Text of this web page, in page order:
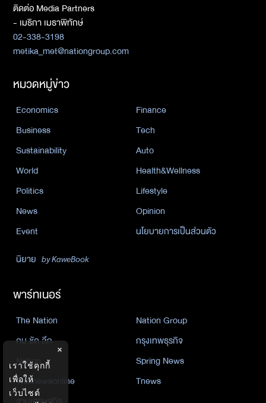
ติดต่อ Media Partners
- เมธิกา เมธาพิทักษ์
02-338-3198
metika_met@nationgroup.com
หมวดหมู่ข่าว
Economics
Finance
Business
Tech
Sustainability
Auto
World
Health&Wellness
Politics
Lifestyle
News
Opinion
Event
นโยบายการเป็นส่วนตัว
นิยาย by KaweBook
พาร์ทเนอร์
The Nation
Nation Group
คม ชัด ลึก
กรุงเทพธุรกิจ
Nation
Spring News
Thainewsonline
Tnews
×
เราใช้คุกกี้
เพื่อให้
เว็บไซต์